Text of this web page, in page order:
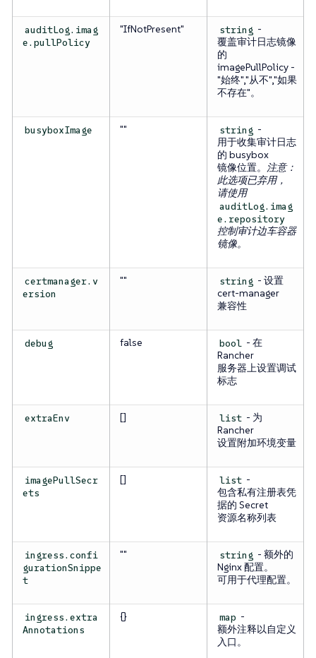
auditLog.imag
e.pullPolicy
"IfNotPresent" string -
覆盖审计日志镜像
的
imagePullPolicy -
"始终","从不","如果
不存在"。
busyboxImage "" string -
用于收集审计日志
的 busybox
镜像位置。 注意：
此选项已弃用，
请使用
auditLog.imag
e.repository
控制审计边车容器
镜像。
certmanager.v
ersion
"" string - 设置
cert-manager
兼容性
debug false bool - 在
Rancher
服务器上设置调试
标志
extraEnv [] list - 为
Rancher
设置附加环境变量
imagePullSecr
ets
[] list -
包含私有注册表凭
据的 Secret
资源名称列表
ingress.confi
gurationSnippe
t
"" string - 额外的
Nginx 配置。
可用于代理配置。
ingress.extra
Annotations
{} map -
额外注释以自定义
入口。